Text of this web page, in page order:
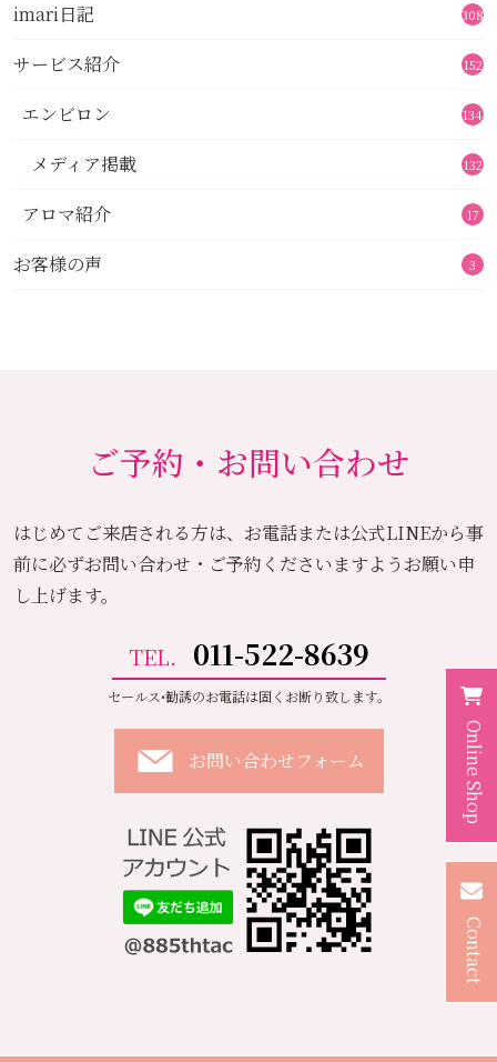
imari日記 308
サービス紹介 152
エンビロン 134
メディア掲載 132
アロマ紹介 17
お客様の声 3
ご予約・お問い合わせ
はじめてご来店される方は、お電話または公式LINEから事
前に必ずお問い合わせ・ご予約くださいますようお願い申
し上げます。
TEL. 011-522-8639
セールス•勧誘のお電話は固くお断り致します。
お問い合わせフォーム Online Shop
Contact